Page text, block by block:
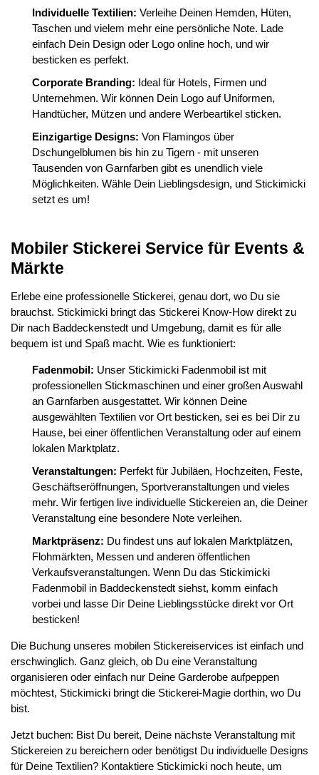
Individuelle Textilien: Verleihe Deinen Hemden, Hüten,
Taschen und vielem mehr eine persönliche Note. Lade
einfach Dein Design oder Logo online hoch, und wir
besticken es perfekt.
Corporate Branding: Ideal für Hotels, Firmen und
Unternehmen. Wir können Dein Logo auf Uniformen,
Handtücher, Mützen und andere Werbeartikel sticken.
Einzigartige Designs: Von Flamingos über
Dschungelblumen bis hin zu Tigern - mit unseren
Tausenden von Garnfarben gibt es unendlich viele
Möglichkeiten. Wähle Dein Lieblingsdesign, und Stickimicki
setzt es um!
Mobiler Stickerei Service für Events &
Märkte
Erlebe eine professionelle Stickerei, genau dort, wo Du sie
brauchst. Stickimicki bringt das Stickerei Know-How direkt zu
Dir nach Baddeckenstedt und Umgebung, damit es für alle
bequem ist und Spaß macht. Wie es funktioniert:
Fadenmobil: Unser Stickimicki Fadenmobil ist mit
professionellen Stickmaschinen und einer großen Auswahl
an Garnfarben ausgestattet. Wir können Deine
ausgewählten Textilien vor Ort besticken, sei es bei Dir zu
Hause, bei einer öffentlichen Veranstaltung oder auf einem
lokalen Marktplatz.
Veranstaltungen: Perfekt für Jubiläen, Hochzeiten, Feste,
Geschäftseröffnungen, Sportveranstaltungen und vieles
mehr. Wir fertigen live individuelle Stickereien an, die Deiner
Veranstaltung eine besondere Note verleihen.
Marktpräsenz: Du findest uns auf lokalen Marktplätzen,
Flohmärkten, Messen und anderen öffentlichen
Verkaufsveranstaltungen. Wenn Du das Stickimicki
Fadenmobil in Baddeckenstedt siehst, komm einfach
vorbei und lasse Dir Deine Lieblingsstücke direkt vor Ort
besticken!
Die Buchung unseres mobilen Stickereiservices ist einfach und
erschwinglich. Ganz gleich, ob Du eine Veranstaltung
organisieren oder einfach nur Deine Garderobe aufpeppen
möchtest, Stickimicki bringt die Stickerei-Magie dorthin, wo Du
bist.
Jetzt buchen: Bist Du bereit, Deine nächste Veranstaltung mit
Stickereien zu bereichern oder benötigst Du individuelle Designs
für Deine Textilien? Kontaktiere Stickimicki noch heute, um